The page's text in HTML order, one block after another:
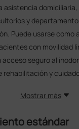
asistencia
y
Puede usarse como
con movilidad
seguro al
y
Mostrar más
estándar